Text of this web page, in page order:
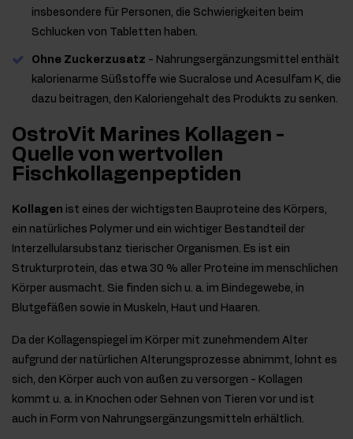
insbesondere für Personen, die Schwierigkeiten beim
Schlucken von Tabletten haben.
Ohne Zuckerzusatz - Nahrungsergänzungsmittel enthält
kalorienarme Süßstoffe wie Sucralose und Acesulfam K, die
dazu beitragen, den Kaloriengehalt des Produkts zu senken.
OstroVit Marines Kollagen -
Quelle von wertvollen
Fischkollagenpeptiden
Kollagen ist eines der wichtigsten Bauproteine des Körpers,
ein natürliches Polymer und ein wichtiger Bestandteil der
Interzellularsubstanz tierischer Organismen. Es ist ein
Strukturprotein, das etwa 30 % aller Proteine im menschlichen
Körper ausmacht. Sie finden sich u. a. im Bindegewebe, in
Blutgefäßen sowie in Muskeln, Haut und Haaren.
Da der Kollagenspiegel im Körper mit zunehmendem Alter
aufgrund der natürlichen Alterungsprozesse abnimmt, lohnt es
sich, den Körper auch von außen zu versorgen - Kollagen
kommt u. a. in Knochen oder Sehnen von Tieren vor und ist
auch in Form von Nahrungsergänzungsmitteln erhältlich.